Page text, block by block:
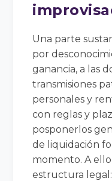
Una parte
por
ganancia, a las
transmisiones
personales y
con reglas y
posponerlos
de liquidación
momento. A
estructura